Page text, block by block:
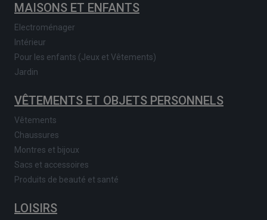
MAISONS ET ENFANTS
Electroménager
Intérieur
Pour les enfants (Jeux et Vêtements)
Jardin
VÊTEMENTS ET OBJETS PERSONNELS
Vêtements
Chaussures
Montres et bijoux
Sacs et accessoires
Produits de beauté et santé
LOISIRS